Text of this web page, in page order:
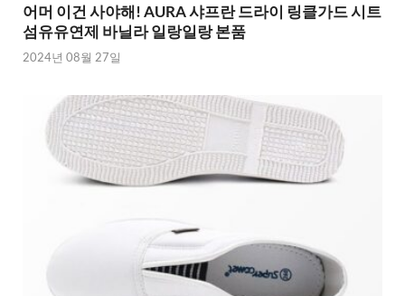
어머 이건 사야해! AURA 샤프란 드라이 링클가드 시트
섬유유연제 바닐라 일랑일랑 본품
2024년 08월 27일